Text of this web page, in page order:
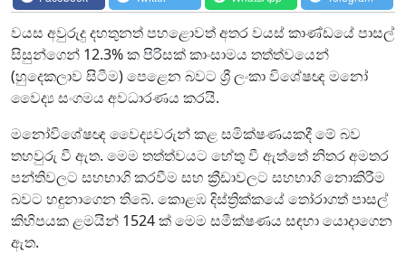
වයස අවුරුදු දහතුනත් පහළොවත් අතර වයස් කාණ්ඩයේ පාසල්
සිසුන්ගෙන් 12.3% ක පිරිසක් කාංසාමය තත්ත්වයෙන්
(හුදෙකලාව සිටීම) පෙළෙන බවට ශ්‍රී ලංකා විශේෂඥ මනෝ
වෛද්‍ය සංගමය අවධාරණය කරයි.
මනෝවිශේෂඥ වෛද්‍යවරුන් කළ සමික්ෂණයකදී මේ බව
තහවුරු වී ඇත. මෙම තත්ත්වයට හේතු වී ඇත්තේ නිතර අමතර
පන්තිවලට සහභාගි කරවීම සහ ක්‍රීඩාවලට සහභාගි නොකිරීම
බවට හඳුනාගෙන තිබේ. කොළඹ දිස්ත්‍රික්කයේ තෝරාගත් පාසල්
කිහිපයක ළමයින් 1524 ක් මෙම සමීක්ෂණය සඳහා යොදාගෙන
ඇත.